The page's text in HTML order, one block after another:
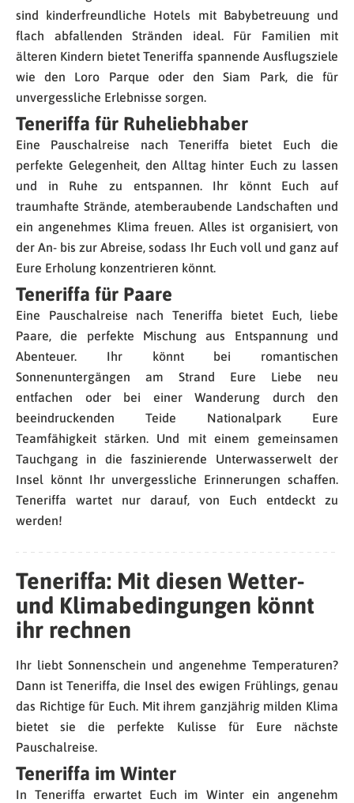
sind kinderfreundliche Hotels mit Babybetreuung und
flach abfallenden Stränden ideal. Für Familien mit
älteren Kindern bietet Teneriffa spannende Ausflugsziele
wie den Loro Parque oder den Siam Park, die für
unvergessliche Erlebnisse sorgen.
Teneriffa für Ruheliebhaber
Eine Pauschalreise nach Teneriffa bietet Euch die
perfekte Gelegenheit, den Alltag hinter Euch zu lassen
und in Ruhe zu entspannen. Ihr könnt Euch auf
traumhafte Strände, atemberaubende Landschaften und
ein angenehmes Klima freuen. Alles ist organisiert, von
der An- bis zur Abreise, sodass Ihr Euch voll und ganz auf
Eure Erholung konzentrieren könnt.
Teneriffa für Paare
Eine Pauschalreise nach Teneriffa bietet Euch, liebe
Paare, die perfekte Mischung aus Entspannung und
Abenteuer. Ihr könnt bei romantischen
Sonnenuntergängen am Strand Eure Liebe neu
entfachen oder bei einer Wanderung durch den
beeindruckenden Teide Nationalpark Eure
Teamfähigkeit stärken. Und mit einem gemeinsamen
Tauchgang in die faszinierende Unterwasserwelt der
Insel könnt Ihr unvergessliche Erinnerungen schaffen.
Teneriffa wartet nur darauf, von Euch entdeckt zu
werden!
Teneriffa: Mit diesen Wetter-
und Klimabedingungen könnt
ihr rechnen
Ihr liebt Sonnenschein und angenehme Temperaturen?
Dann ist Teneriffa, die Insel des ewigen Frühlings, genau
das Richtige für Euch. Mit ihrem ganzjährig milden Klima
bietet sie die perfekte Kulisse für Eure nächste
Pauschalreise.
Teneriffa im Winter
In Teneriffa erwartet Euch im Winter ein angenehm